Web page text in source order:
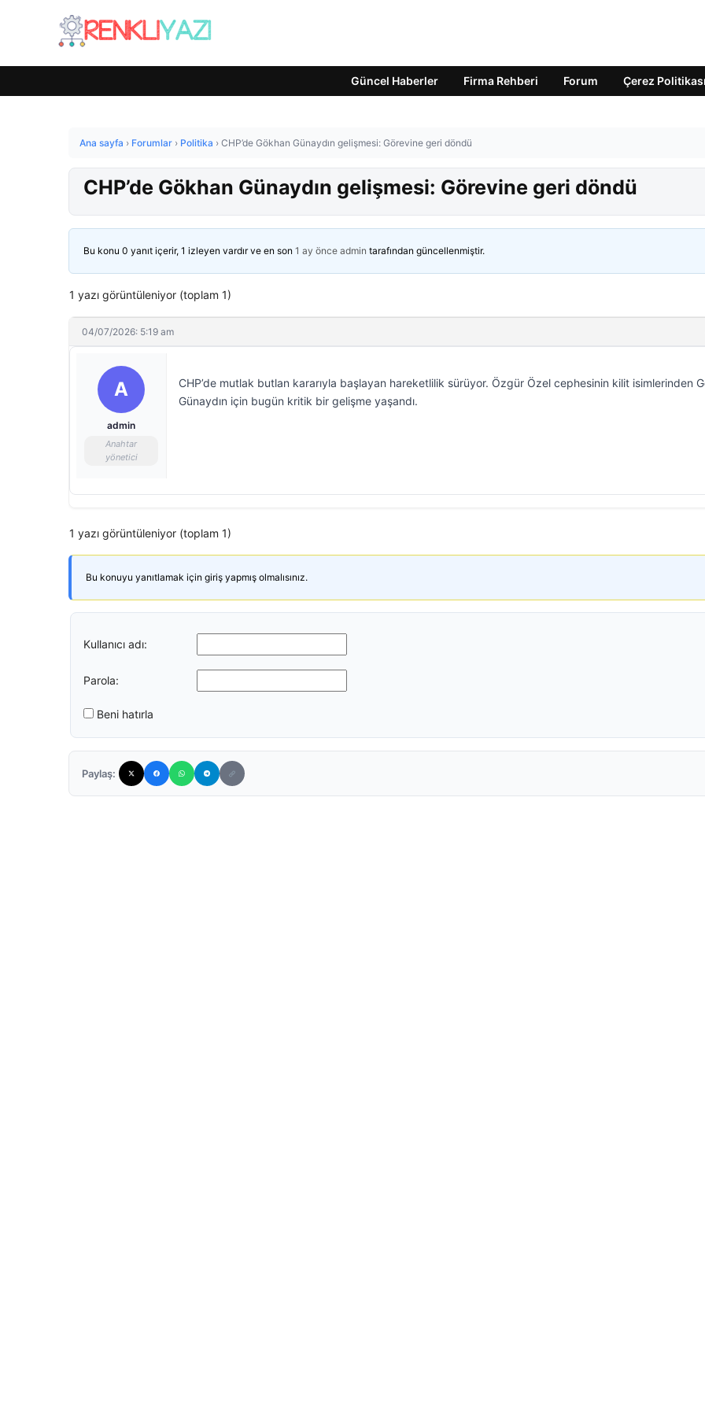
Güncel Haberler Firma Rehberi Forum Çerez Politikası
Ana sayfa › Forumlar › Politika › CHP’de Gökhan Günaydın gelişmesi: Görevine geri döndü
CHP’de Gökhan Günaydın gelişmesi: Görevine geri döndü
Bu konu 0 yanıt içerir, 1 izleyen vardır ve en son 1 ay önce admin tarafından güncellenmiştir.
1 yazı görüntüleniyor (toplam 1)
04/07/2026: 5:19 am
A
admin
Anahtar
yönetici
CHP’de mutlak butlan kararıyla başlayan hareketlilik sürüyor. Özgür Özel cephesinin kilit isimlerinden
Günaydın için bugün kritik bir gelişme yaşandı.
1 yazı görüntüleniyor (toplam 1)
Bu konuyu yanıtlamak için giriş yapmış olmalısınız.
Kullanıcı adı:
Parola:
Beni hatırla
Paylaş: